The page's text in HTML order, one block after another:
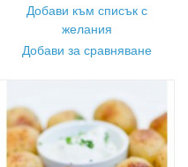
Добави към списък с
желания
Добави за сравняване